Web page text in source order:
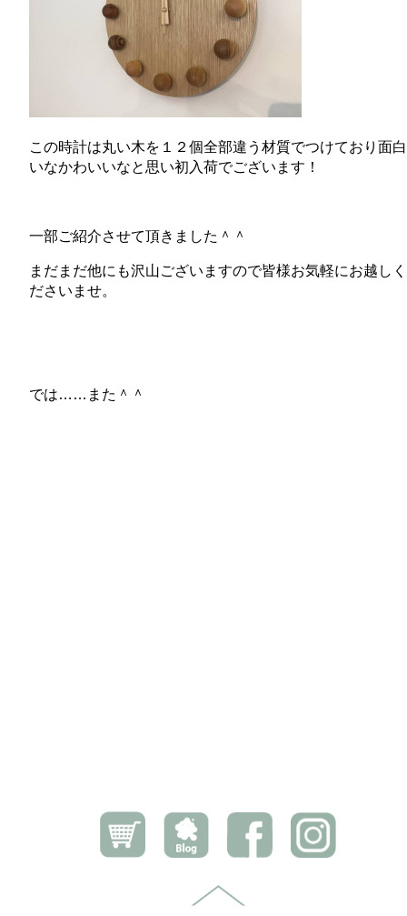
この時計は丸い木を１２個全部違う材質でつけており面白
いなかわいいなと思い初入荷でございます！
一部ご紹介させて頂きました＾＾
まだまだ他にも沢山ございますので皆様お気軽にお越しく
ださいませ。
では……また＾＾